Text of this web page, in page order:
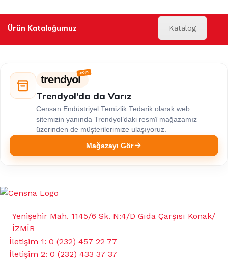
Ürün Kataloğumuz Katalog
trendyol
Trendyol’da da Varız
Censan Endüstriyel Temizlik Tedarik olarak web
sitemizin yanında Trendyol’daki resmî mağazamız
üzerinden de müşterilerimize ulaşıyoruz.
Mağazayı Gör
Yenişehir Mah. 1145/6 Sk. N:4/D Gıda Çarşısı Konak/
İZMİR
İletişim 1: 0 (232) 457 22 77
İletişim 2: 0 (232) 433 37 37